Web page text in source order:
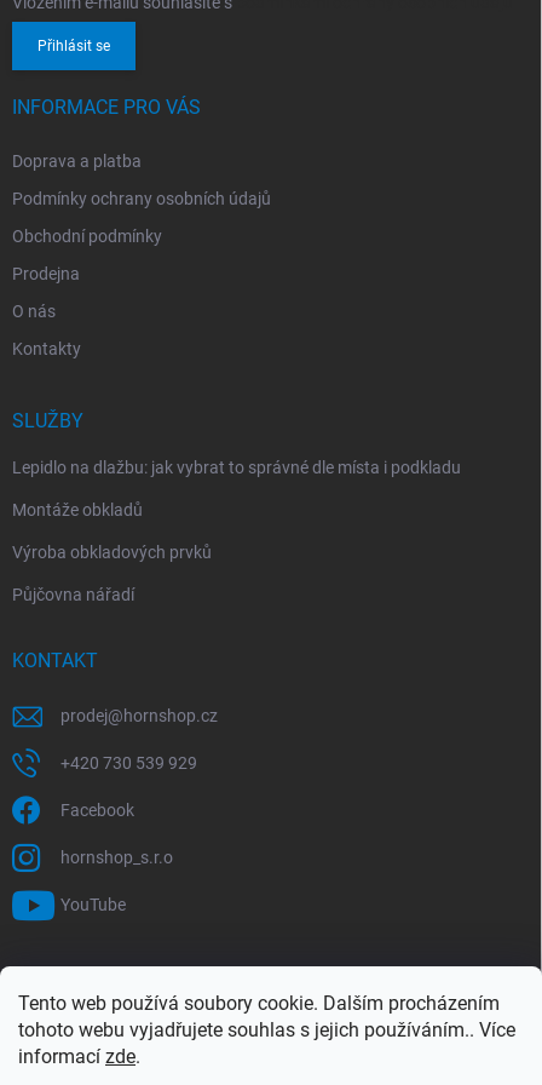
Tento web používá soubory cookie. Dalším procházením
tohoto webu vyjadřujete souhlas s jejich používáním.. Více
informací zde.
Přihlásit se
INFORMACE PRO VÁS
Doprava a platba
Podmínky ochrany osobních údajů
Obchodní podmínky
Prodejna
O nás
Kontakty
SLUŽBY
Lepidlo na dlažbu: jak vybrat to správné dle místa i podkladu
Montáže obkladů
Výroba obkladových prvků
Půjčovna nářadí
KONTAKT
prodej@hornshop.cz
+420 730 539 929
Facebook
hornshop_s.r.o
YouTube
Hledat